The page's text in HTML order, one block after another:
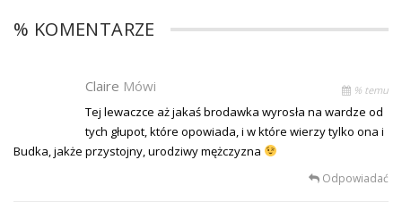
% KOMENTARZE
Claire Mówi % temu
Tej lewaczce aż jakaś brodawka wyrosła na wardze od
tych głupot, które opowiada, i w które wierzy tylko ona i
Budka, jakże przystojny, urodziwy mężczyzna
Odpowiadać